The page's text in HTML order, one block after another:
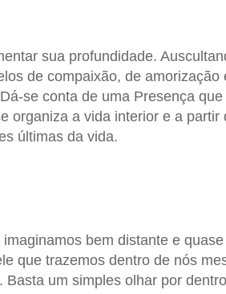
sua profundidade.
de compaixão, de
se conta de uma Presença
organiza a vida interior e a partir
últimas da vida.
bem distante e
que trazemos dentro de nós
um simples olhar por